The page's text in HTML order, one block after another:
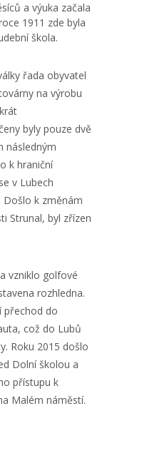
a výuka začala
1911 zde byla
škola.
řada obyvatel
na výrobu
byly pouze dvě
následným
k hraniční
v Lubech
k změnám
Strunal, byl zřízen
vzniklo golfové
rozhledna.
přechod do
což do Lubů
Roku 2015 došlo
Dolní školou a
přístupu k
Malém náměstí.